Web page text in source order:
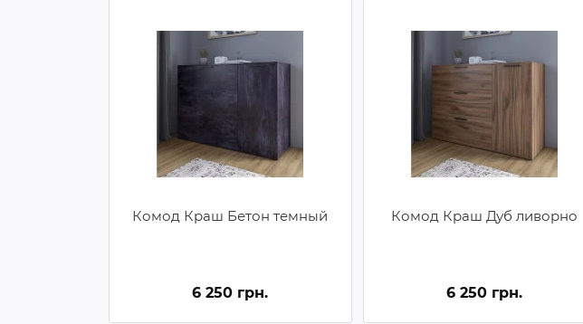
Комод Краш Бетон темный
6 250 грн.
Комод Краш Дуб ливорно
6 250 грн.